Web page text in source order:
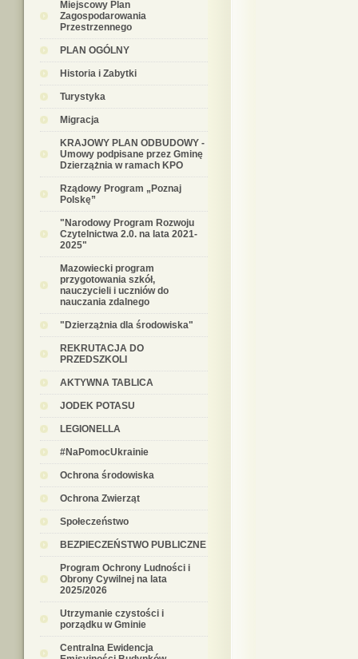
Miejscowy Plan
Zagospodarowania
Przestrzennego
PLAN OGÓLNY
Historia i Zabytki
Turystyka
Migracja
KRAJOWY PLAN ODBUDOWY -
Umowy podpisane przez Gminę
Dzierzążnia w ramach KPO
Rządowy Program „Poznaj
Polskę”
"Narodowy Program Rozwoju
Czytelnictwa 2.0. na lata 2021-
2025"
Mazowiecki program
przygotowania szkół,
nauczycieli i uczniów do
nauczania zdalnego
"Dzierzążnia dla środowiska"
REKRUTACJA DO
PRZEDSZKOLI
AKTYWNA TABLICA
JODEK POTASU
LEGIONELLA
#NaPomocUkrainie
Ochrona środowiska
Ochrona Zwierząt
Społeczeństwo
BEZPIECZEŃSTWO PUBLICZNE
Program Ochrony Ludności i
Obrony Cywilnej na lata
2025/2026
Utrzymanie czystości i
porządku w Gminie
Centralna Ewidencja